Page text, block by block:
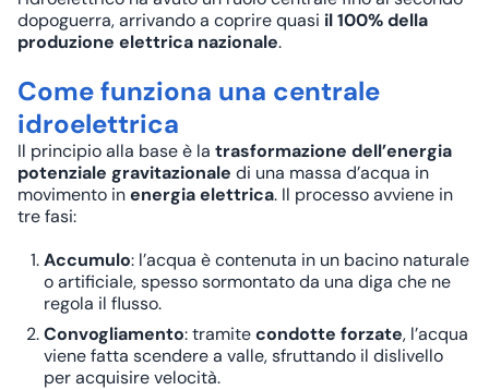
dopoguerra, arrivando a coprire quasi il 100% della
produzione elettrica nazionale.
Come funziona una centrale
idroelettrica
Il principio alla base è la trasformazione dell’energia
potenziale gravitazionale di una massa d’acqua in
movimento inenergia elettrica. Il processo avviene in
tre fasi:
Accumulo: l’acqua è contenuta in un bacino naturale
o artificiale, spesso sormontato da una diga che ne
regola il flusso.
Convogliamento: tramitecondotte forzate, l’acqua
viene fatta scendere a valle, sfruttando il dislivello
per acquisire velocità.